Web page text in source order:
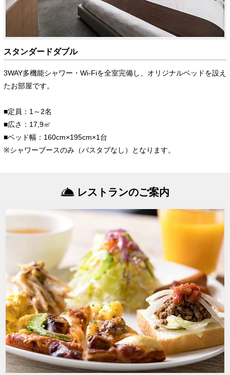
スタンダードダブル
3WAY多機能シャワー・Wi-Fiを全室完備し、オリジナルベッドを設え
たお部屋です。
■定員：1～2名
■広さ：17,9㎡
■ベッド幅：160cm×195cm×1台
※シャワーブースのみ（バスタブなし）となります。
レストランのご案内